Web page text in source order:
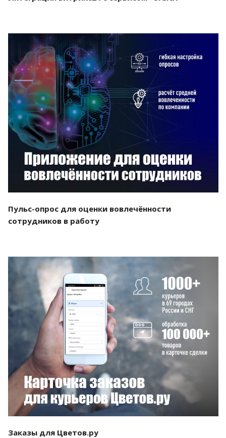
Смотреть проект
Пульс-опрос для оценки вовлечённости
сотрудников в работу
Смотреть проект
Заказы для Цветов.ру